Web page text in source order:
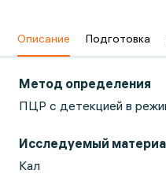
Описание Подготовка
Метод определения
ПЦР с детекцией в
Исследуемый
Кал